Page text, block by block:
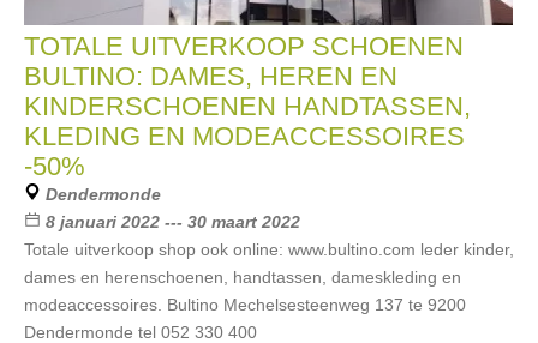
TOTALE UITVERKOOP SCHOENEN
BULTINO: DAMES, HEREN EN
KINDERSCHOENEN HANDTASSEN,
KLEDING EN MODEACCESSOIRES
-50%
Dendermonde
8 januari 2022 --- 30 maart 2022
Totale uitverkoop shop ook online: www.bultino.com leder kinder,
dames en herenschoenen, handtassen, dameskleding en
modeaccessoires. Bultino Mechelsesteenweg 137 te 9200
Dendermonde tel 052 330 400